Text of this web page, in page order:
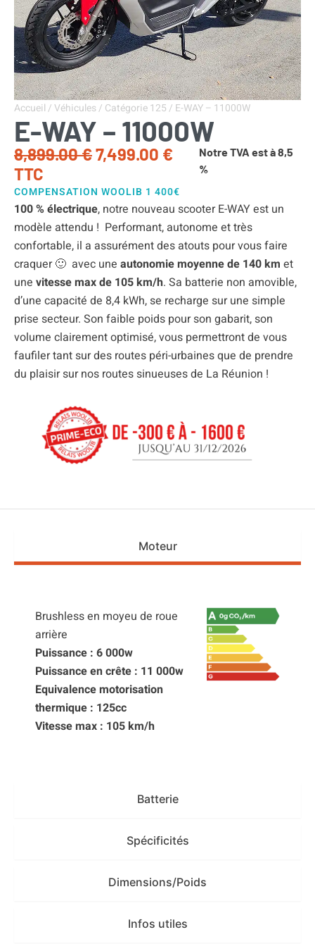
Accueil/Véhicules/ Catégorie 125/ E-WAY – 11000W
E-WAY – 11000W
8,899.00€7,499.00 €
TTC
Notre TVA est à 8,5
%
COMPENSATION WOOLIB 1 400€
100 % électrique, notre nouveau scooter E-WAY est un
modèle attendu ! Performant, autonome et très
confortable, il a assurément des atouts pour vous faire
craquer 🙂 avec une autonomie moyenne de 140 km et
une vitesse max de 105 km/h. Sa batterie non amovible,
d’une capacité de 8,4 kWh, se recharge sur une simple
prise secteur. Son faible poids pour son gabarit, son
volume clairement optimisé, vous permettront de vous
faufiler tant sur des routes péri-urbaines que de prendre
du plaisir sur nos routes sinueuses de La Réunion !
Moteur
Batterie
Spécificités
Dimensions/Poids
Infos utiles
Brushless en moyeu de roue
arrière
Puissance : 6 000w
Puissance en crête : 11 000w
Equivalence motorisation
thermique : 125cc
Vitesse max : 105 km/h